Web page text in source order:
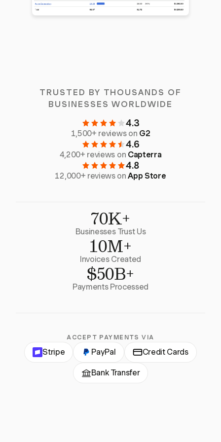
TRUSTED BY THOUSANDS OF
BUSINESSES WORLDWIDE
4.3
1,500+ reviews on G2
4.6
4,200+ reviews on Capterra
4.8
12,000+ reviews onApp Store
70K+
Businesses Trust Us
10M+
Invoices Created
$50B+
Payments Processed
ACCEPT PAYMENTS VIA
Stripe PayPal Credit Cards
Bank Transfer